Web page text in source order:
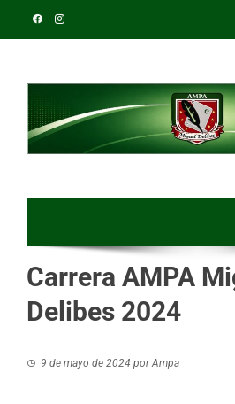
Carrera AMPA
Delibes 2024
9 de mayo de 2024 porAmpa